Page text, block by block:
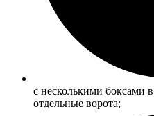
с несколькими боксами
отдельные ворота;